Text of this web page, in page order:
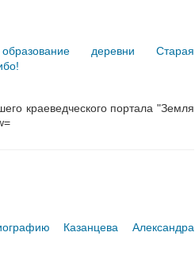
деревни Старая
краеведческого портала "Земля
Казанцева Александра